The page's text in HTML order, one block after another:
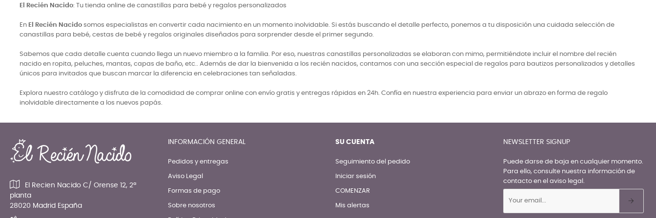
El Recién Nacido: Tu tienda online de canastillas para bebé y regalos personalizados
En El Recién Nacido somos especialistas en convertir cada nacimiento en un momento inolvidable. Si estás buscando el detalle perfecto, ponemos a tu disposición una cuidada selección de
canastillas para bebé, cestas de bebé y regalos originales diseñados para sorprender desde el primer segundo.
Sabemos que cada detalle cuenta cuando llega un nuevo miembro a la familia. Por eso, nuestras canastillas personalizadas se elaboran con mimo, permitiéndote incluir el nombre del recién
nacido en ropita, peluches, mantas, capas de baño, etc.. Además de dar la bienvenida a los recién nacidos, contamos con una sección especial de regalos para bautizos personalizados y detalles
únicos para invitados que buscan marcar la diferencia en celebraciones tan señaladas.
Explora nuestro catálogo y disfruta de la comodidad de comprar online con envío gratis y entregas rápidas en 24h. Confía en nuestra experiencia para enviar un abrazo en forma de regalo
inolvidable directamente a los nuevos papás.
El Recien Nacido C/ Orense 12, 2ª
planta
28020 Madrid España
INFORMACIÓN GENERAL
Pedidos y entregas
Aviso Legal
Formas de pago
Sobre nosotros
SU CUENTA
Seguimiento del pedido
Iniciar sesión
COMENZAR
Mis alertas
NEWSLETTER SIGNUP
Puede darse de baja en cualquier momento.
Para ello, consulte nuestra información de
contacto en el aviso legal.